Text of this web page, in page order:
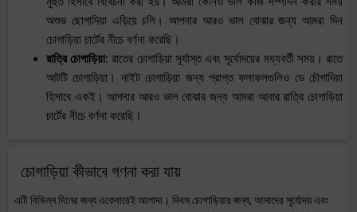
অশুভ ছোগাদিয়া এড়িয়ে চলি। আপনার আরও ভাল বোঝার জন্য আমরা দিন
চোগাড়িয়া চার্টের নীচে বর্ণনা করেছি।
রাত্রি চোগাড়িয়া:রাতের চোগাড়িয়া সূর্যাস্ত এবং সূর্যোদয়ের মধ্যবর্তী সময়। রাতে
আটটি চোগাড়িয়া। নাইট চোগাড়িয়া জন্য প্রাপ্ত ফলাফলগুলিও ডে চৌগাদিয়া
হিসাবে একই। আপনার আরও ভাল বোঝার জন্য আমরা আবার রাত্রি চোগাড়িয়া
চার্টের নীচে বর্ণনা করেছি।
চোগাড়িয়া কীভাবে গণনা করা যায়
এটি বিভিন্ন দিনের জন্য একেবারেই আলাদা। দিবস চোগাড়িয়ার জন্য, আমাদের সূর্যোদয় এবং